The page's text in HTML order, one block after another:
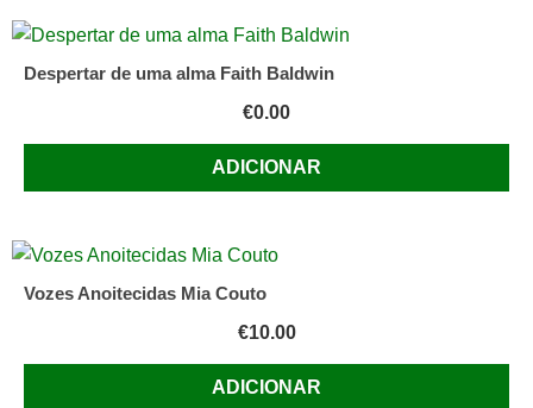
Despertar de uma alma Faith Baldwin
€0.00
ADICIONAR
Vozes Anoitecidas Mia Couto
€10.00
ADICIONAR